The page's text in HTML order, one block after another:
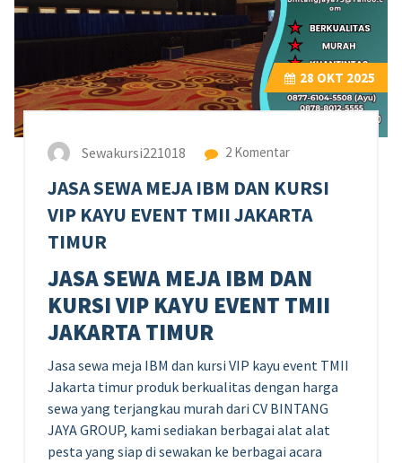
28 OKT 2025
Sewakursi221018 2 Komentar
JASA SEWA MEJA IBM DAN KURSI
VIP KAYU EVENT TMII JAKARTA
TIMUR
JASA SEWA MEJA IBM DAN
KURSI VIP KAYU EVENT TMII
JAKARTA TIMUR
Jasa sewa meja IBM dan kursi VIP kayu event TMII
Jakarta timur produk berkualitas dengan harga
sewa yang terjangkau murah dari CV BINTANG
JAYA GROUP, kami sediakan berbagai alat alat
pesta yang siap di sewakan ke berbagai acara